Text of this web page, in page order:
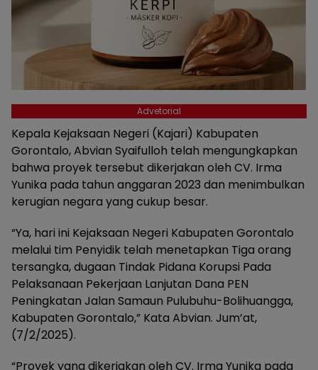
Advetorial
Kepala Kejaksaan Negeri (Kajari) Kabupaten
Gorontalo, Abvian Syaifulloh telah mengungkapkan
bahwa proyek tersebut dikerjakan oleh CV. Irma
Yunika pada tahun anggaran 2023 dan menimbulkan
kerugian negara yang cukup besar.
“Ya, hari ini Kejaksaan Negeri Kabupaten Gorontalo
melalui tim Penyidik telah menetapkan Tiga orang
tersangka, dugaan Tindak Pidana Korupsi Pada
Pelaksanaan Pekerjaan Lanjutan Dana PEN
Peningkatan Jalan Samaun Pulubuhu-Bolihuangga,
Kabupaten Gorontalo,” Kata Abvian. Jum’at,
(7/2/2025).
“Proyek yang dikerjakan oleh CV. Irma Yunika pada